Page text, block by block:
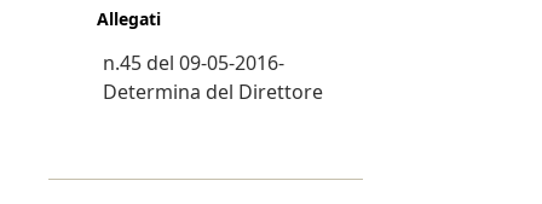
Allegati
n.45 del 09-05-2016-
Determina del Direttore